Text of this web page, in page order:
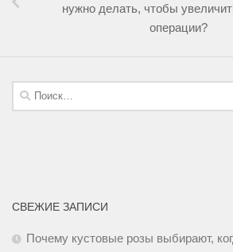
нужно делать, чтобы
операции?
СВЕЖИЕ ЗАПИСИ
Почему кустовые розы выбирают,